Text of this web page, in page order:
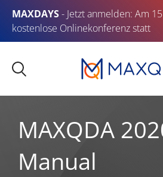
MAXDAYS- Jetzt anmelden: Am
kostenlose Onlinekonferenz statt
MAXQDA
Manual